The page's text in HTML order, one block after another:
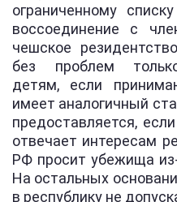
ограниченному
воссоединение с
чешское
без проблем
детям, если
имеет аналогичный
предоставляется,
отвечает интересам
РФ просит убежища
На остальных
в республику не